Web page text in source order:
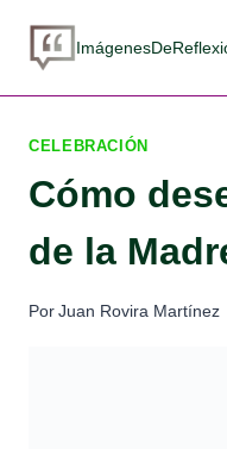
CELEBRACIÓN
Cómo
de la
PorJuan Rovira Martínez